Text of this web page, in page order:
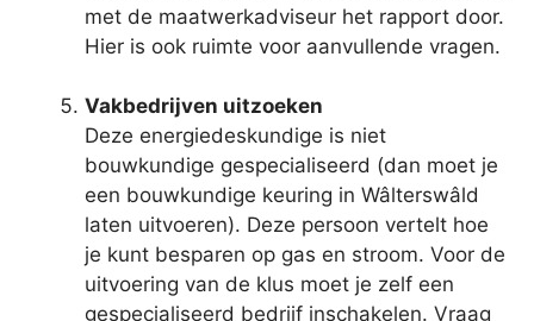
met de maatwerkadviseur het rapport door.
Hier is ook ruimte voor aanvullende vragen.
Vakbedrijven uitzoeken
Deze energiedeskundige is niet
bouwkundige gespecialiseerd (dan moet je
een bouwkundige keuring in Wâlterswâld
laten uitvoeren). Deze persoon vertelt hoe
je kunt besparen op gas en stroom. Voor de
uitvoering van de klus moet je zelf een
gespecialiseerd bedrijf inschakelen. Vraag